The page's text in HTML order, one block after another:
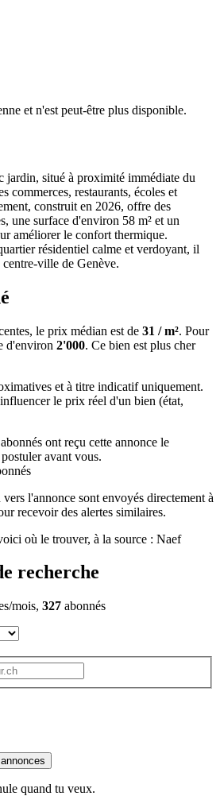
et n'est peut-être plus disponible.
jardin, situé à proximité immédiate du
commerces, restaurants, écoles et
construit en 2026, offre des
une surface d'environ 58 m² et un
améliorer le confort thermique.
résidentiel calme et verdoyant, il
ville de Genève.
le prix médian est de 31 / m². Pour
d'environ 2'000. Ce bien est plus cher
et à titre indicatif uniquement.
le prix réel d'un bien (état,
ont reçu cette annonce le
avant vous.
l'annonce sont envoyés directement à
recevoir des alertes similaires.
où le trouver, à la source : Naef
recherche
mois, 327 abonnés
quand tu veux.